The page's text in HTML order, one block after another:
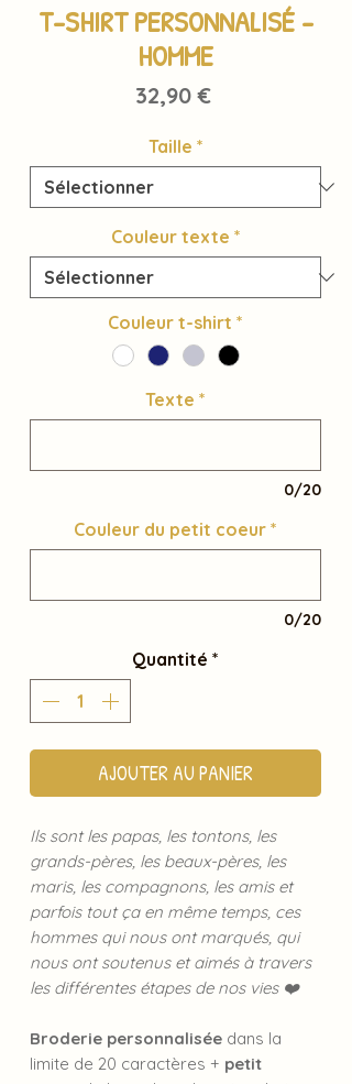
T-SHIRT PERSONNALISÉ -
HOMME
32,90 €Prix
Taille *
Couleur texte *
Couleur t-shirt *
Texte *
0/20
Couleur du petit coeur *
0/20
Quantité *
AJOUTER AU PANIER
Ils sont les papas, les tontons, les
grands-pères, les beaux-pères, les
maris, les compagnons, les amis et
parfois tout ça en même temps, ces
hommes qui nous ont marqués, qui
nous ont soutenus et aimés à travers
les différentes étapes de nos vies ❤️
Broderie personnalisée dans la
limite de 20 caractères + petit